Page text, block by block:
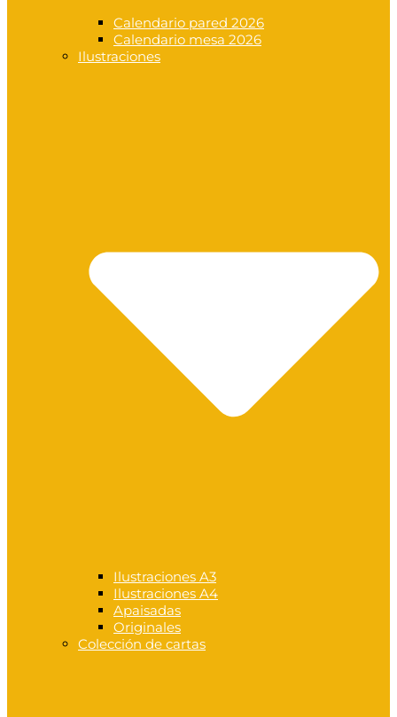
Calendario pared 2026
Calendario mesa 2026
Ilustraciones
Ilustraciones A3
Ilustraciones A4
Apaisadas
Originales
Colección de cartas